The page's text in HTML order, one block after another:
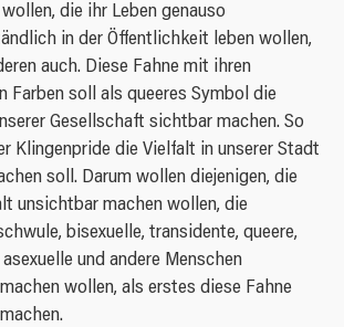
die ihr Leben genauso
in der Öffentlichkeit leben wollen,
auch. Diese Fahne mit ihren
Farben soll als queeres Symbol die
Gesellschaft sichtbar machen. So
Klingenpride die Vielfalt in unserer Stadt
soll. Darum wollen diejenigen, die
unsichtbar machen wollen, die
bisexuelle, transidente, queere,
und andere Menschen
wollen, als erstes diese Fahne